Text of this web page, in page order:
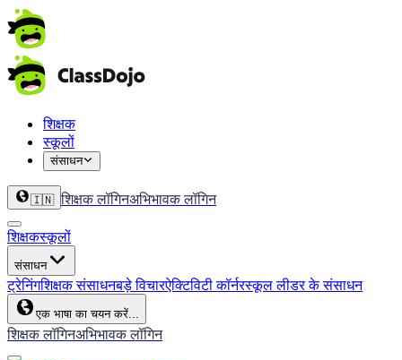
शिक्षक
स्कूलों
संसाधन
🇮🇳 शिक्षक लॉगिनअभिभावक लॉगिन
शिक्षकस्कूलों
संसाधन
ट्रेनिंगशिक्षक संसाधनबड़े विचारऐक्टिविटी कॉर्नरस्कूल लीडर के संसाधन
एक भाषा का चयन करें...
शिक्षक लॉगिनअभिभावक लॉगिन